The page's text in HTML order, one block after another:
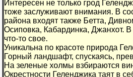
Интересен не только грод
тоже заслуживают внимания. В
района входят также Бетта,
Осиповка, Кабардинка, Джанхот.
что-то свое.
Уникальна по красоте природа
Горный ландшафт, спускаясь,
На зеленые холмы взбираются
Окрестности Геленджика таят в